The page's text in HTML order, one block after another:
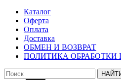
Каталог
Оферта
Оплата
Доставка
ОБМЕН И ВОЗВРАТ
ПОЛИТИКА